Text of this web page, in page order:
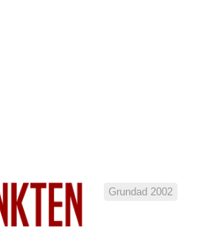
Grundad 2002